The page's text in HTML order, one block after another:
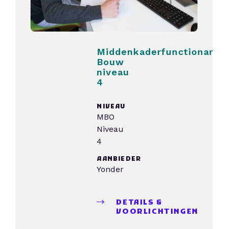
Middenkaderfunctionaris
Bouw
niveau
4
NIVEAU
MBO
Niveau
4
AANBIEDER
Yonder
DETAILS &
VOORLICHTINGEN